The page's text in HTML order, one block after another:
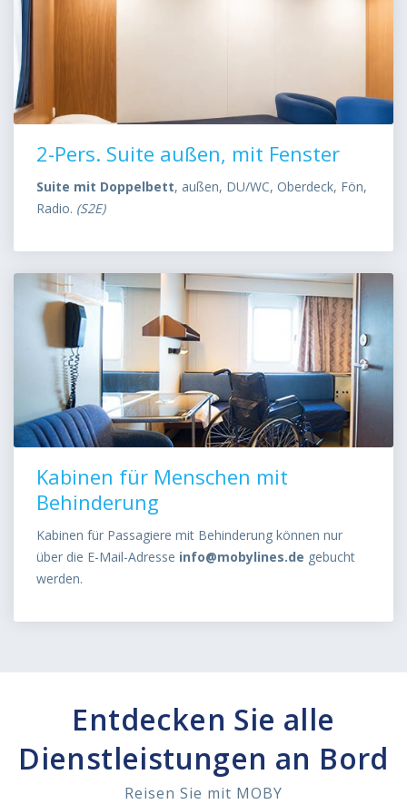
2-Pers. Suite außen, mit Fenster
Suite mit Doppelbett, außen, DU/WC, Oberdeck, Fön,
Radio. (S2E)
Kabinen für Menschen mit
Behinderung
Kabinen für Passagiere mit Behinderung können nur
über die E-Mail-Adresse info@mobylines.de gebucht
werden.
Entdecken Sie alle
Dienstleistungen an Bord
Reisen Sie mit MOBY